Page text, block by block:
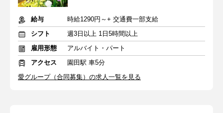
給与
時給1290円～+ 交通費一部支給
シフト
週3日以上 1日5時間以上
雇用形態
アルバイト・パート
アクセス
園田駅 車5分
愛グループ（合同募集）の求人一覧を見る